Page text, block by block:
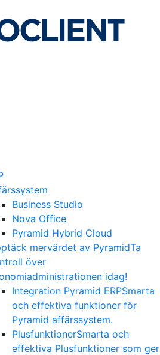
Business Studio
Nova Office
Pyramid Hybrid Cloud
mervärdet av PyramidTa
över
idag!
Integration Pyramid ERPSmarta
och effektiva funktioner för
Pyramid affärssystem.
PlusfunktionerSmarta och
effektiva Plusfunktioner som ger